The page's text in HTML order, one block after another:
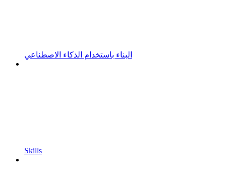
البناء باستخدام الذكاء الاصطناعي
Skills